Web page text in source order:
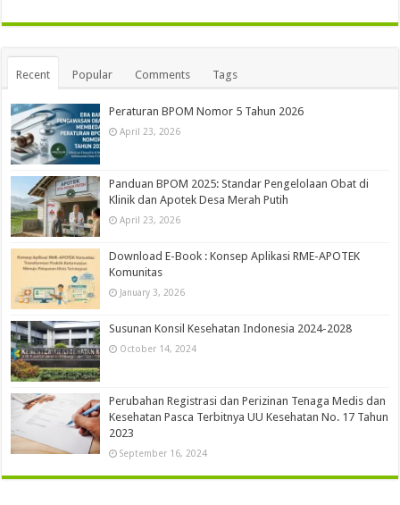
Recent Popular Comments Tags
Peraturan BPOM Nomor 5 Tahun 2026
April 23, 2026
Panduan BPOM 2025: Standar Pengelolaan Obat di
Klinik dan Apotek Desa Merah Putih
April 23, 2026
Download E-Book : Konsep Aplikasi RME-APOTEK
Komunitas
January 3, 2026
Susunan Konsil Kesehatan Indonesia 2024-2028
October 14, 2024
Perubahan Registrasi dan Perizinan Tenaga Medis dan
Kesehatan Pasca Terbitnya UU Kesehatan No. 17 Tahun
2023
September 16, 2024